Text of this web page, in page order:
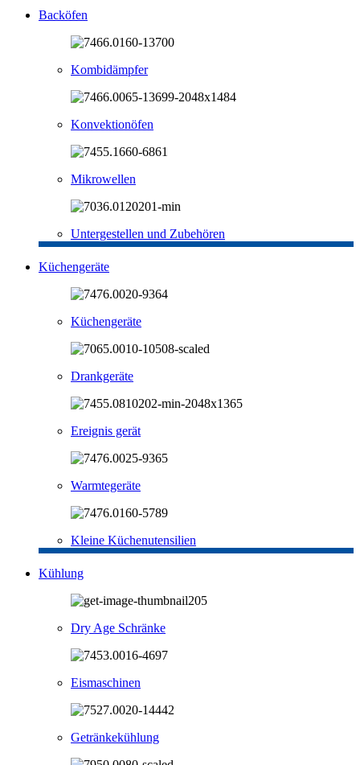
Backöfen
Kombidämpfer
Konvektionöfen
Mikrowellen
Untergestellen und Zubehören
Küchengeräte
Küchengeräte
Drankgeräte
Ereignis gerät
Warmtegeräte
Kleine Küchenutensilien
Kühlung
Dry Age Schränke
Eismaschinen
Getränkekühlung